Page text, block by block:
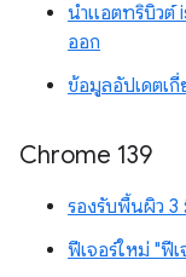
นำแอตทริบิวต์
ออก
ข้อมูลอัปเดตเ
Chrome 139
รองรับพื้นผิว
ฟีเจอร์ใหม่ "ฟี